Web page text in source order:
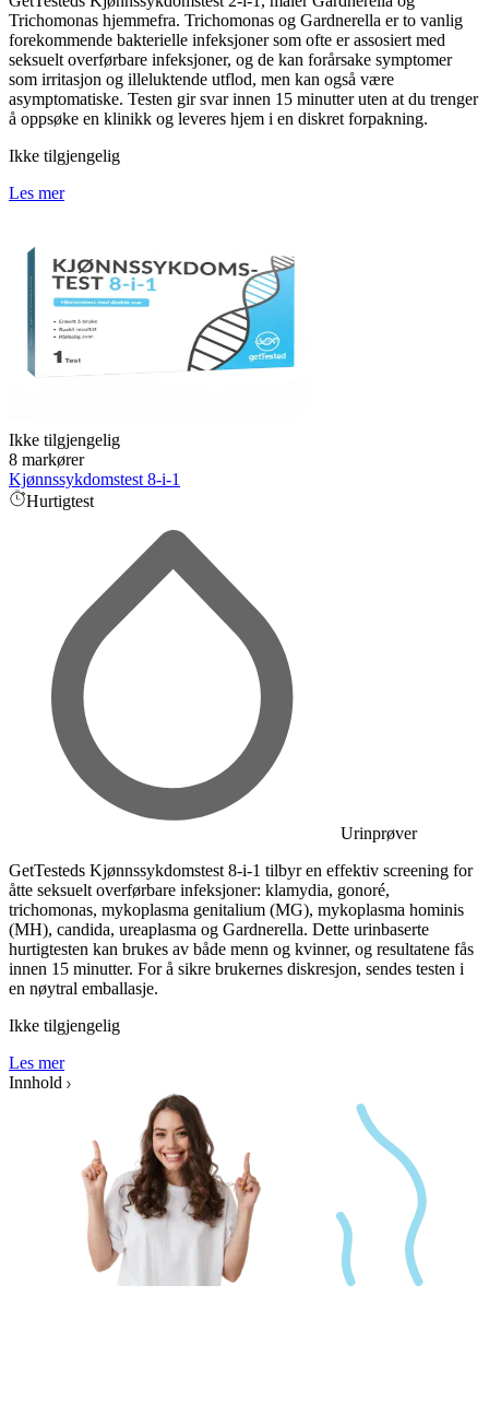
Trichomonas hjemmefra. Trichomonas og Gardnerella er to vanlig
forekommende bakterielle infeksjoner som ofte er assosiert med
seksuelt overførbare infeksjoner, og de kan forårsake symptomer
som irritasjon og illeluktende utflod, men kan også være
asymptomatiske. Testen gir svar innen 15 minutter uten at du trenger
å oppsøke en klinikk og leveres hjem i en diskret forpakning.
Ikke tilgjengelig
Les mer
Ikke tilgjengelig
8 markører
Kjønnssykdomstest 8-i-1
Hurtigtest
Urinprøver
GetTesteds Kjønnssykdomstest 8-i-1 tilbyr en effektiv screening for
åtte seksuelt overførbare infeksjoner: klamydia, gonoré,
trichomonas, mykoplasma genitalium (MG), mykoplasma hominis
(MH), candida, ureaplasma og Gardnerella. Dette urinbaserte
hurtigtesten kan brukes av både menn og kvinner, og resultatene fås
innen 15 minutter. For å sikre brukernes diskresjon, sendes testen i
en nøytral emballasje.
Ikke tilgjengelig
Les mer
Innhold